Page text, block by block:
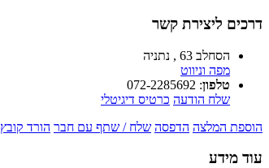
דרכים ליצירת קשר
הסחלב 63 , נתניה
מפה וניווט
טלפון:
072-2285692
שלח הודעה כרטיס דיגיטלי
הוספת המלצה הדפסה שלח / שתף עם חבר הורד קובץ PDF
עוד מידע